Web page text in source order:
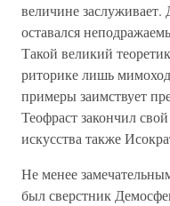
величине
оставался
Такой великий
риторике лишь
примеры заимствует
Теофраст закончил
искус­ства также
Не менее
был сверстник